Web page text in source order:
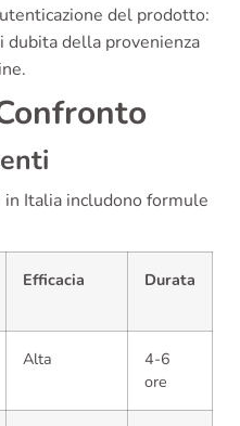
del prodotto:
della provenienza
Italia includono formule
Efficacia Durata
Alta
4-6
ore